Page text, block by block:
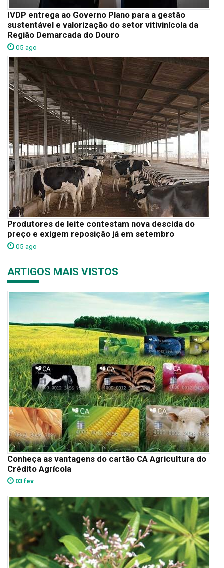
IVDP entrega ao Governo Plano para a gestão
sustentável e valorização do setor vitivinícola da
Região Demarcada do Douro
05 ago
Produtores de leite contestam nova descida do
preço e exigem reposição já em setembro
05 ago
ARTIGOS MAIS VISTOS
Conheça as vantagens do cartão CA Agricultura do
Crédito Agrícola
03 fev